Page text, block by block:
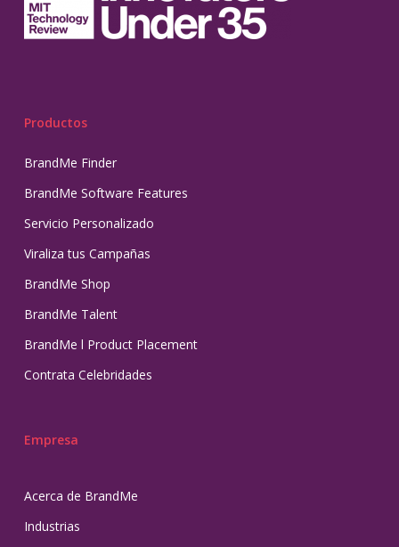
Productos
BrandMe Finder
BrandMe Software Features
Servicio Personalizado
Viraliza tus Campañas
BrandMe Shop
BrandMe Talent
BrandMe l Product Placement
Contrata Celebridades
Empresa
Acerca de BrandMe
Industrias